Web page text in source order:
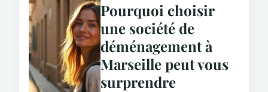
Pourquoi choisir
une société de
déménagement à
Marseille peut vous
surprendre